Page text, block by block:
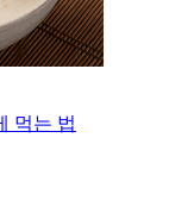
먹는 법